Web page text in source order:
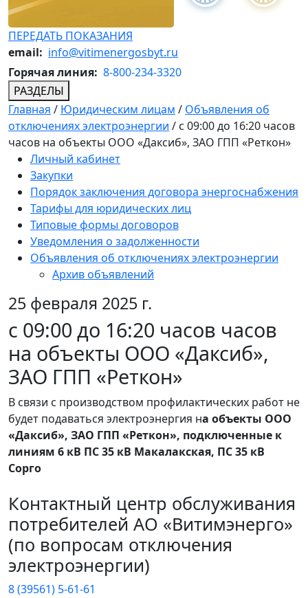
ПЕРЕДАТЬ ПОКАЗАНИЯ
email: info@vitimenergosbyt.ru
Горячая линия: 8-800-234-3320
РАЗДЕЛЫ
Главная / Юридическим лицам / Объявления об
отключениях электроэнергии / с 09:00 до 16:20 часов
часов на объекты ООО «Даксиб», ЗАО ГПП «Реткон»
Личный кабинет
Закупки
Порядок заключения договора энергоснабжения
Тарифы для юридических лиц
Типовые формы договоров
Уведомления о задолженности
Объявления об отключениях электроэнергии
Архив объявлений
25 февраля 2025 г.
с 09:00 до 16:20 часов часов
на объекты ООО «Даксиб»,
ЗАО ГПП «Реткон»
В связи с производством профилактических работ не
будет подаваться электроэнергия на объекты ООО
«Даксиб», ЗАО ГПП «Реткон», подключенные к
линиям 6 кВ ПС 35 кВ Макалакская, ПС 35 кВ
Сорго
Контактный центр обслуживания
потребителей АО «Витимэнерго»
(по вопросам отключения
электроэнергии)
8 (39561) 5-61-61